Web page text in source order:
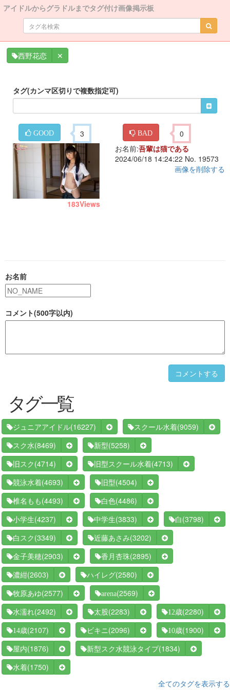
アイドルからグラドルまでタグ付け画像掲示板
西野花恋 ✕
タグ(カンマ区切りで複数指定可)
GOOD 3 BAD 0
183Views
お名前:吾輩は猫である
2024/06/18 14:24:22 No. 19573
画像を削除する
お名前
コメント(500字以内)
コメントする
タグ一覧
ジュニアアイドル(16227) スクール水着(9059)
スク水(8469) 新型(5258)
旧スク (4714) 旧型スクール水着(4713)
競泳水着(4693) 旧型(4504)
椎名もも (4493) 白色(4486)
小学生(4237) 中学生(3833) 白 (3798)
白スク (3349) 近藤あさみ(3202)
金子美穂(2903) 香月杏珠(2895)
濃紺(2603) ハイレグ(2580)
牧原あゆ(2577) arena(2569)
水濡れ(2492) 太股(2283) 12歳(2280)
14歳(2107) ビキニ (2096) 10歳(1900)
屋内(1876) 新型スク水競泳タイプ(1834)
水着(1750)
全てのタグを表示する